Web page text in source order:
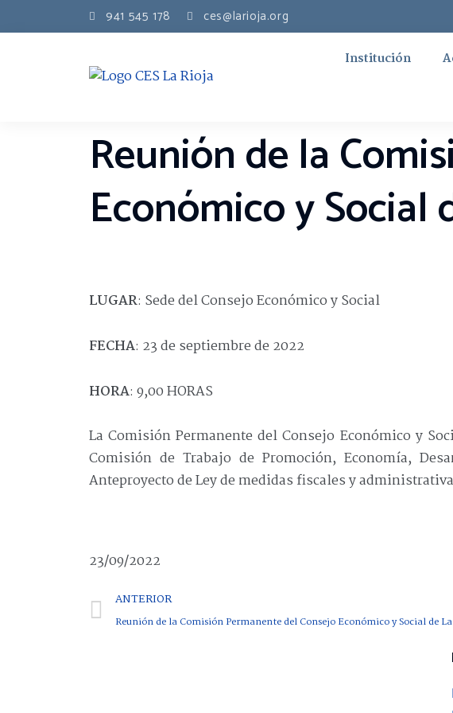
941 545 178 ces@larioja.org
Institución
Reunión de la
Económico y Social
LUGAR: Sede del Consejo Económico y Social
FECHA: 23 de septiembre de 2022
HORA: 9,00 HORAS
La Comisión Permanente del Consejo Económico y
Comisión de Trabajo de Promoción, Economía,
Anteproyecto de Ley de medidas fiscales y
23/09/2022
ANTERIOR
Reunión de la Comisión Permanente del Consejo Económico y Social de